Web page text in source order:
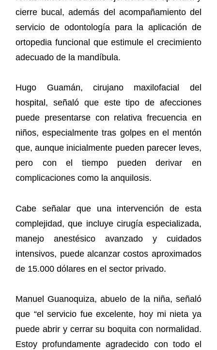
cierre bucal, además del acompañamiento del
servicio de odontología para la aplicación de
ortopedia funcional que estimule el crecimiento
adecuado de la mandíbula.
Hugo Guamán, cirujano maxilofacial del
hospital, señaló que este tipo de afecciones
puede presentarse con relativa frecuencia en
niños, especialmente tras golpes en el mentón
que, aunque inicialmente pueden parecer leves,
pero con el tiempo pueden derivar en
complicaciones como la anquilosis.
Cabe señalar que una intervención de esta
complejidad, que incluye cirugía especializada,
manejo anestésico avanzado y cuidados
intensivos, puede alcanzar costos aproximados
de 15.000 dólares en el sector privado.
Manuel Guanoquiza, abuelo de la niña, señaló
que “el servicio fue excelente, hoy mi nieta ya
puede abrir y cerrar su boquita con normalidad.
Estoy profundamente agradecido con todo el